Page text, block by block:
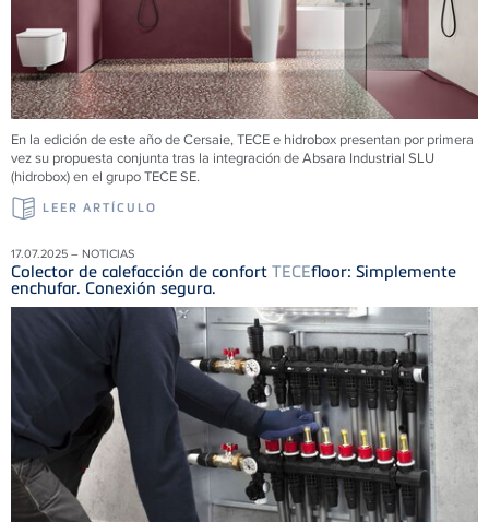
En la edición de este año de Cersaie, TECE e hidrobox presentan por primera
vez su propuesta conjunta tras la integración de Absara Industrial SLU
(hidrobox) en el grupo TECE SE.
LEER ARTÍCULO
17.07.2025 – NOTICIAS
Colector de calefacción de confort TECEfloor: Simplemente
enchufar. Conexión segura.